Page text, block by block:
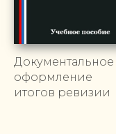
Документальное
оформление
итогов ревизии